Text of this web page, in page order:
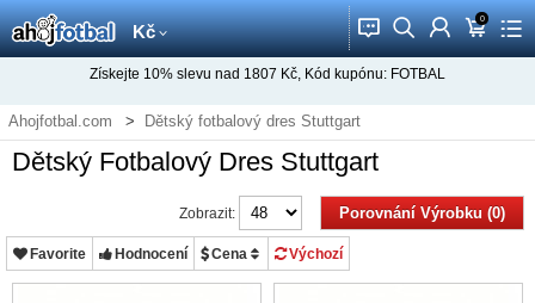
Kč 󰂱 󰂨 󰃳 0
󰃦 󰃖
Získejte 10% slevu nad 1807 Kč, Kód kupónu: FOTBAL
Ahojfotbal.com Dětský fotbalový dres Stuttgart
Dětský Fotbalový Dres Stuttgart
Porovnání Výrobku (0)
Zobrazit:
Favorite Hodnocení Cena Výchozí